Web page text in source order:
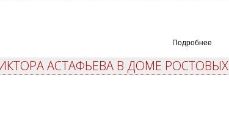
Подробнее
АСТАФЬЕВА В ДОМЕ РОСТОВЫХ